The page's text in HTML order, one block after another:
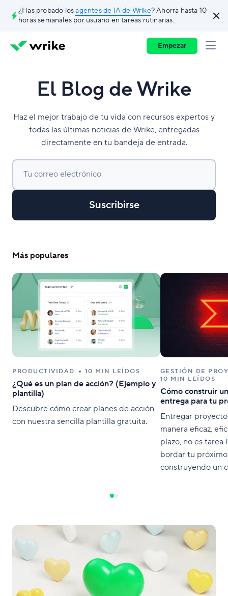
¿Has probado losagentes de IA de Wrike? Ahorra hasta 10
horas semanales por usuario en tareas rutinarias.
Empezar
El Blog de Wrike
Haz el mejor trabajo de tu vida con recursos expertos y
todas las últimas noticias de Wrike, entregadas
directamente en tu bandeja de entrada.
Tu correo electrónico
Suscribirse
Más populares
PRODUCTIVIDAD 10 MIN LEÍDOS
¿Qué es un plan de acción? (Ejemplo y
plantilla)
Descubre cómo crear planes de acción
con nuestra sencilla plantilla gratuita.
GESTIÓN DE
10 MIN LEÍDOS
Cómo construir
entrega para tu
Entregar
manera eficaz,
plazo, no es tarea
bordar tu
construyendo un